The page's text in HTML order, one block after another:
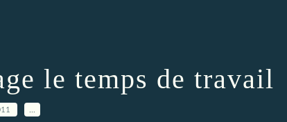
le temps de travail